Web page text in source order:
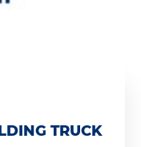
TRUCK